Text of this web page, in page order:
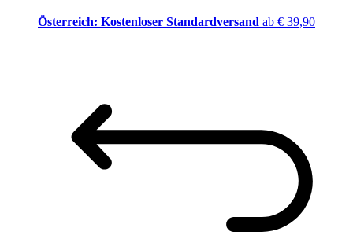
Österreich: Kostenloser Standardversand ab € 39,90